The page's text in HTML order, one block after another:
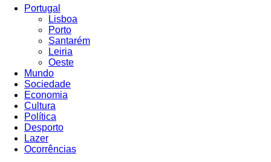
Portugal
Lisboa
Porto
Santarém
Leiria
Oeste
Mundo
Sociedade
Economia
Cultura
Política
Desporto
Lazer
Ocorrências